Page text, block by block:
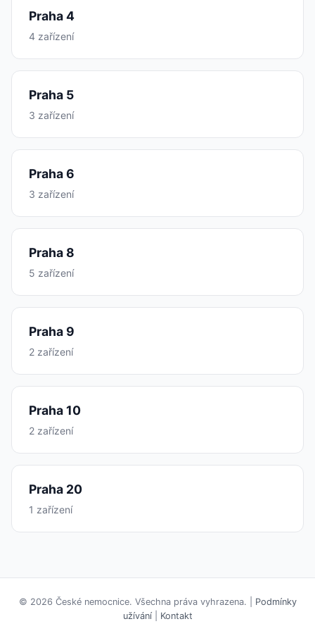
Praha 4
4 zařízení
Praha 5
3 zařízení
Praha 6
3 zařízení
Praha 8
5 zařízení
Praha 9
2 zařízení
Praha 10
2 zařízení
Praha 20
1 zařízení
© 2026 České nemocnice. Všechna práva vyhrazena. | Podmínky
užívání| Kontakt